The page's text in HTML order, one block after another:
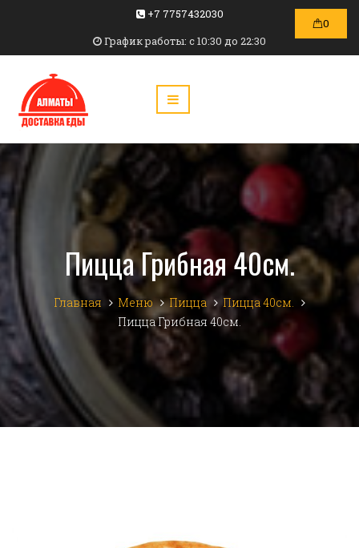
+7 7757432030
График работы: c 10:30 до 22:30
0
Пицца Грибная 40см.
Главная Меню Пицца
Пицца 40см.
Пицца Грибная 40см.